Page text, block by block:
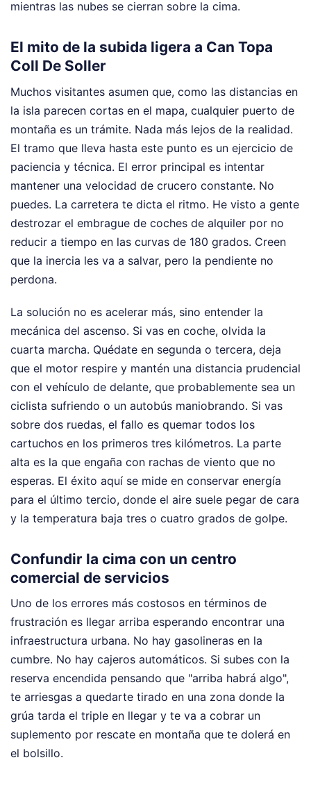
mientras las nubes se cierran sobre la cima.
El mito de la subida ligera a Can Topa
Coll De Soller
Muchos visitantes asumen que, como las distancias en
la isla parecen cortas en el mapa, cualquier puerto de
montaña es un trámite. Nada más lejos de la realidad.
El tramo que lleva hasta este punto es un ejercicio de
paciencia y técnica. El error principal es intentar
mantener una velocidad de crucero constante. No
puedes. La carretera te dicta el ritmo. He visto a gente
destrozar el embrague de coches de alquiler por no
reducir a tiempo en las curvas de 180 grados. Creen
que la inercia les va a salvar, pero la pendiente no
perdona.
La solución no es acelerar más, sino entender la
mecánica del ascenso. Si vas en coche, olvida la
cuarta marcha. Quédate en segunda o tercera, deja
que el motor respire y mantén una distancia prudencial
con el vehículo de delante, que probablemente sea un
ciclista sufriendo o un autobús maniobrando. Si vas
sobre dos ruedas, el fallo es quemar todos los
cartuchos en los primeros tres kilómetros. La parte
alta es la que engaña con rachas de viento que no
esperas. El éxito aquí se mide en conservar energía
para el último tercio, donde el aire suele pegar de cara
y la temperatura baja tres o cuatro grados de golpe.
Confundir la cima con un centro
comercial de servicios
Uno de los errores más costosos en términos de
frustración es llegar arriba esperando encontrar una
infraestructura urbana. No hay gasolineras en la
cumbre. No hay cajeros automáticos. Si subes con la
reserva encendida pensando que "arriba habrá algo",
te arriesgas a quedarte tirado en una zona donde la
grúa tarda el triple en llegar y te va a cobrar un
suplemento por rescate en montaña que te dolerá en
el bolsillo.